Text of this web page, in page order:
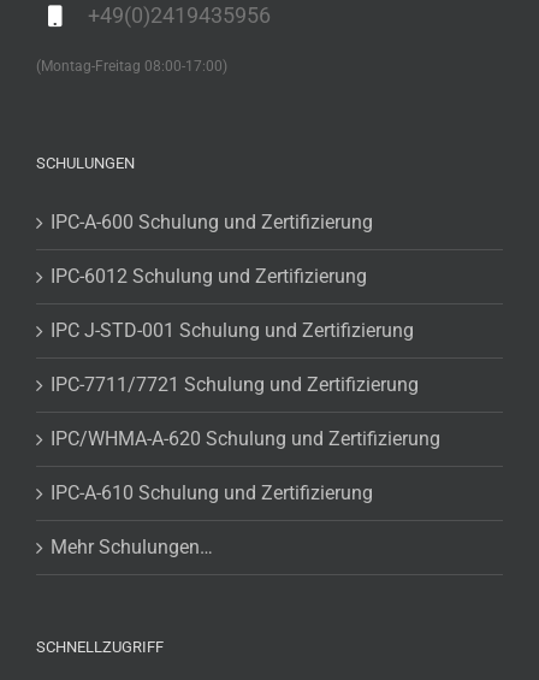
+49(0)2419435956
(Montag-Freitag 08:00-17:00)
SCHULUNGEN
IPC-A-600 Schulung und Zertifizierung
IPC-6012 Schulung und Zertifizierung
IPC J-STD-001 Schulung und Zertifizierung
IPC-7711/7721 Schulung und Zertifizierung
IPC/WHMA-A-620 Schulung und Zertifizierung
IPC-A-610 Schulung und Zertifizierung
Mehr Schulungen…
SCHNELLZUGRIFF